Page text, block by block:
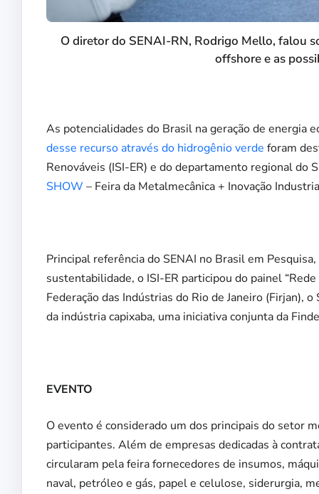
O diretor do SENAI-RN, Rodrigo Mello, falou
offshore e as
As potencialidades do Brasil na geração de energia
desse recurso através do hidrogênio verde foram
Renováveis (ISI-ER) e do departamento regional do
SHOW – Feira da Metalmecânica + Inovação
Principal referência do SENAI no Brasil em
sustentabilidade, o ISI-ER participou do painel
Federação das Indústrias do Rio de Janeiro (Firjan),
da indústria capixaba, uma iniciativa conjunta da
EVENTO
O evento é considerado um dos principais do setor
participantes. Além de empresas dedicadas à
circularam pela feira fornecedores de insumos,
naval, petróleo e gás, papel e celulose, siderurgia,